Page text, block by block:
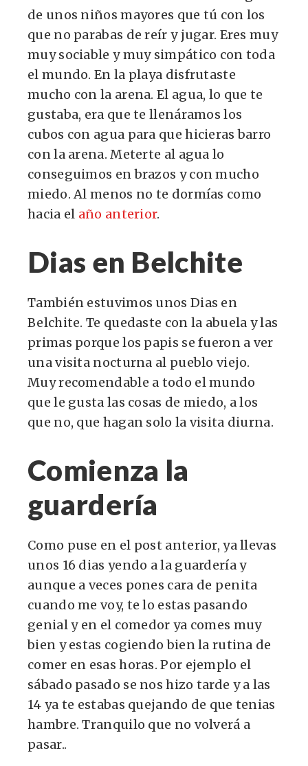
de unos niños mayores que tú con los
que no parabas de reír y jugar. Eres muy
muy sociable y muy simpático con toda
el mundo. En la playa disfrutaste
mucho con la arena. El agua, lo que te
gustaba, era que te llenáramos los
cubos con agua para que hicieras barro
con la arena. Meterte al agua lo
conseguimos en brazos y con mucho
miedo. Al menos no te dormías como
hacia el año anterior.
Dias en Belchite
También estuvimos unos Dias en
Belchite. Te quedaste con la abuela y las
primas porque los papis se fueron a ver
una visita nocturna al pueblo viejo.
Muy recomendable a todo el mundo
que le gusta las cosas de miedo, a los
que no, que hagan solo la visita diurna.
Comienza la
guardería
Como puse en el post anterior, ya llevas
unos 16 dias yendo a la guardería y
aunque a veces pones cara de penita
cuando me voy, te lo estas pasando
genial y en el comedor ya comes muy
bien y estas cogiendo bien la rutina de
comer en esas horas. Por ejemplo el
sábado pasado se nos hizo tarde y a las
14 ya te estabas quejando de que tenias
hambre. Tranquilo que no volverá a
pasar..